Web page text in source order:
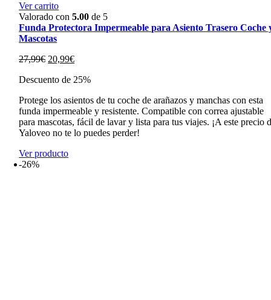
Ver carrito
Valorado con5.00 de 5
Funda Protectora Impermeable para Asiento Trasero Coche
Mascotas
27,99€ El
original
27,99€.
20,99€El
actual
20,99€.
Descuento de 25%
Protege los asientos de tu coche de arañazos y manchas con esta
funda impermeable y resistente. Compatible con correa ajustable
para mascotas, fácil de lavar y lista para tus viajes. ¡A este precio
Yaloveo no te lo puedes perder!
Ver producto
-26%